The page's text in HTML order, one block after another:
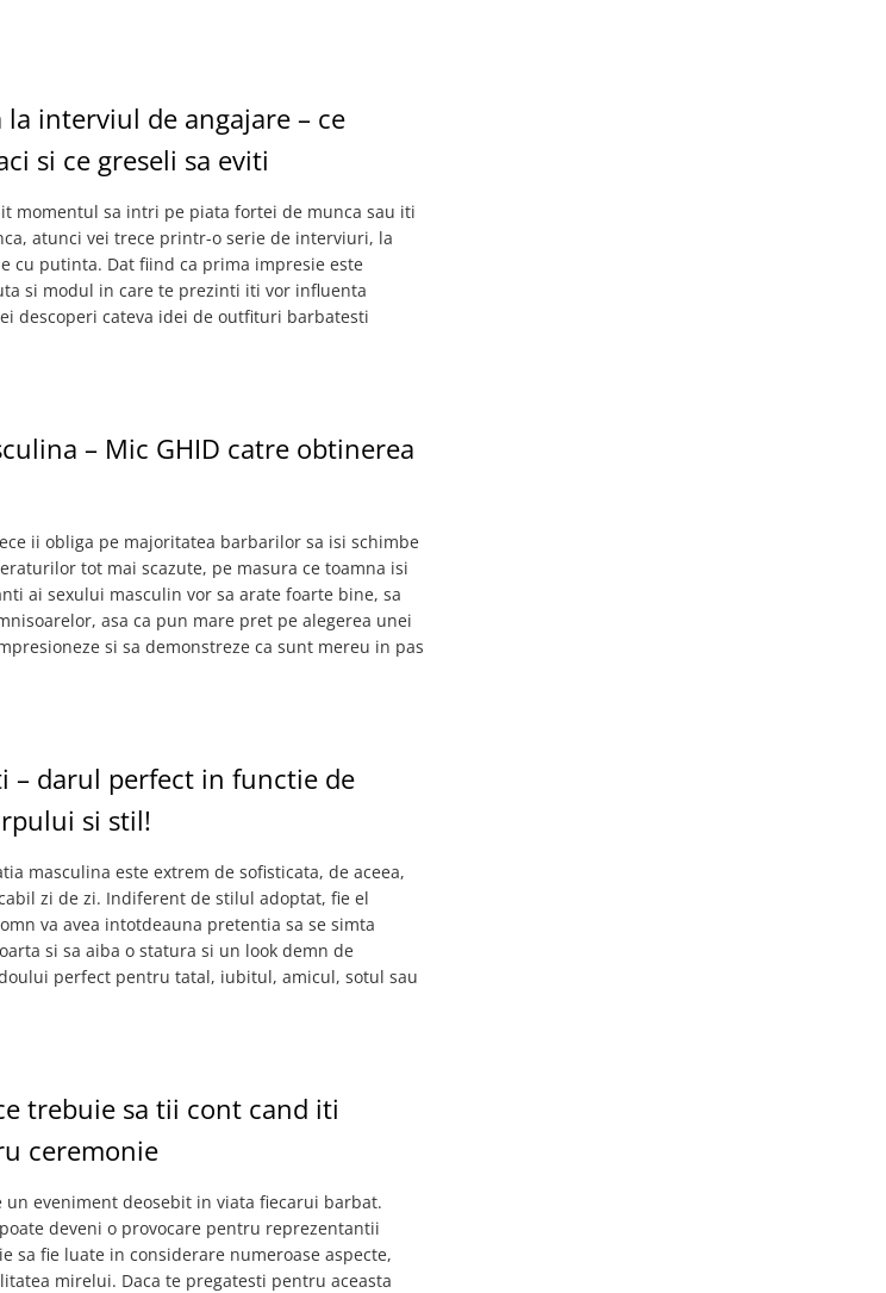
la interviul de angajare – ce
si ce greseli sa eviti
momentul sa intri pe piata fortei de munca sau iti
atunci vei trece printr-o serie de interviuri, la
cu putinta. Dat fiind ca prima impresie este
si modul in care te prezinti iti vor influenta
descoperi cateva idei de outfituri barbatesti
– Mic GHID catre obtinerea
ii obliga pe majoritatea barbarilor sa isi schimbe
tot mai scazute, pe masura ce toamna isi
ai sexului masculin vor sa arate foarte bine, sa
asa ca pun mare pret pe alegerea unei
si sa demonstreze ca sunt mereu in pas
– darul perfect in functie de
si stil!
masculina este extrem de sofisticata, de aceea,
zi de zi. Indiferent de stilul adoptat, fie el
va avea intotdeauna pretentia sa se simta
si sa aiba o statura si un look demn de
perfect pentru tatal, iubitul, amicul, sotul sau
trebuie sa tii cont cand iti
ceremonie
eveniment deosebit in viata fiecarui barbat.
deveni o provocare pentru reprezentantii
sa fie luate in considerare numeroase aspecte,
mirelui. Daca te pregatesti pentru aceasta